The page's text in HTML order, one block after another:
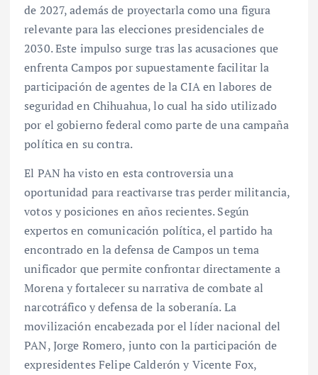
de 2027, además de proyectarla como una figura
relevante para las elecciones presidenciales de
2030. Este impulso surge tras las acusaciones que
enfrenta Campos por supuestamente facilitar la
participación de agentes de la CIA en labores de
seguridad en Chihuahua, lo cual ha sido utilizado
por el gobierno federal como parte de una campaña
política en su contra.
El PAN ha visto en esta controversia una
oportunidad para reactivarse tras perder militancia,
votos y posiciones en años recientes. Según
expertos en comunicación política, el partido ha
encontrado en la defensa de Campos un tema
unificador que permite confrontar directamente a
Morena y fortalecer su narrativa de combate al
narcotráfico y defensa de la soberanía. La
movilización encabezada por el líder nacional del
PAN, Jorge Romero, junto con la participación de
expresidentes Felipe Calderón y Vicente Fox,